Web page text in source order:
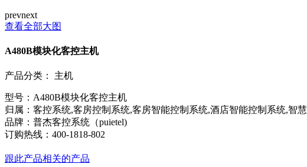
prevnext
查看全部大图
A480B模块化客控主机
产品分类： 主机
型号：A480B模块化客控主机
归属：客控系统,客房控制系统,客房智能控制系统,酒店智能控制系统,智
品牌：普杰客控系统（puietel)
订购热线： 400-1818-802
跟此产品相关的产品